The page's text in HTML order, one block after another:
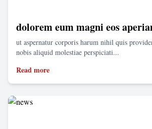
dolorem eum magni eos
ut aspernatur corporis harum nihil quis
nobis aliquid molestiae perspiciati...
Read more